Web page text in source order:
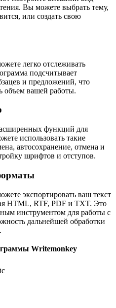
Вы можете выбрать тему,
или создать свою
легко отслеживать
подсчитывает
и предложений, что
объем вашей работы.
функций для
использовать такие
автосохранение, отмена и
шрифтов и отступов.
экспортировать ваш текст
HTML, RTF, PDF и TXT. Это
инструментом для работы с
дальнейшей обработки
Writemonkey